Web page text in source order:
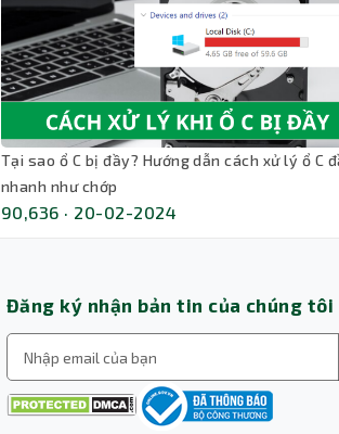
Tại sao ổ C bị đầy? Hướng dẫn cách xử lý ổ C
nhanh như chớp
90,636 · 20-02-2024
Đăng ký nhận bản tin của chúng tôi
Thành Nhân TNC
Trợ lý AI • Phản hồi tức thì